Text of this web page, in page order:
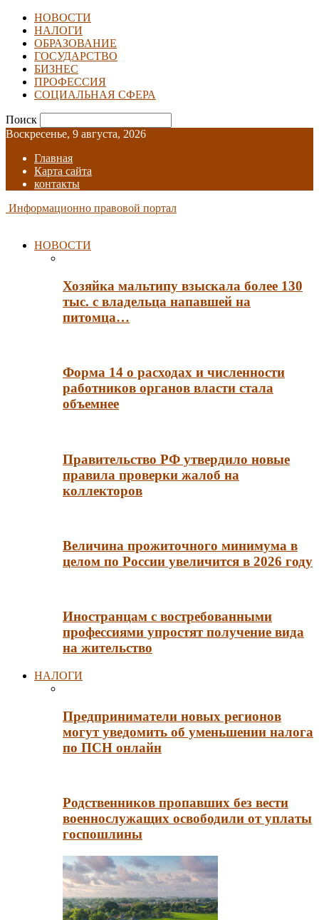
НОВОСТИ
НАЛОГИ
ОБРАЗОВАНИЕ
ГОСУДАРСТВО
БИЗНЕС
ПРОФЕССИЯ
СОЦИАЛЬНАЯ СФЕРА
Поиск
Воскресенье, 9 августа, 2026
Главная
Карта сайта
контакты
Информационно правовой портал
НОВОСТИ
Хозяйка мальтипу взыскала более 130
тыс. с владельца напавшей на
питомца…
Форма 14 о расходах и численности
работников органов власти стала
объемнее
Правительство РФ утвердило новые
правила проверки жалоб на
коллекторов
Величина прожиточного минимума в
целом по России увеличится в 2026 году
Иностранцам с востребованными
профессиями упростят получение вида
на жительство
НАЛОГИ
Предприниматели новых регионов
могут уведомить об уменьшении налога
по ПСН онлайн
Родственников пропавших без вести
военнослужащих освободили от уплаты
госпошлины